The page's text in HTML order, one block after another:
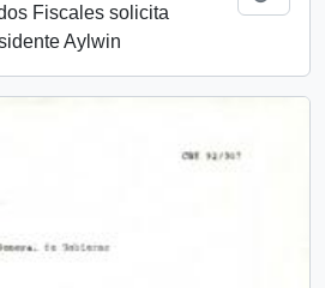
Fiscales solicita
Aylwin